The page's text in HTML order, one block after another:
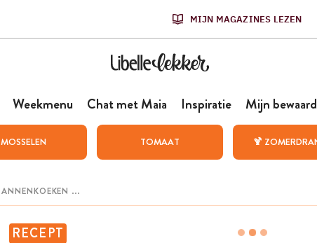
MIJN MAGAZINES LEZEN
Weekmenu Chat met Maia Inspiratie Mijn
MOSSELEN TOMAAT 🍹
RECEPT